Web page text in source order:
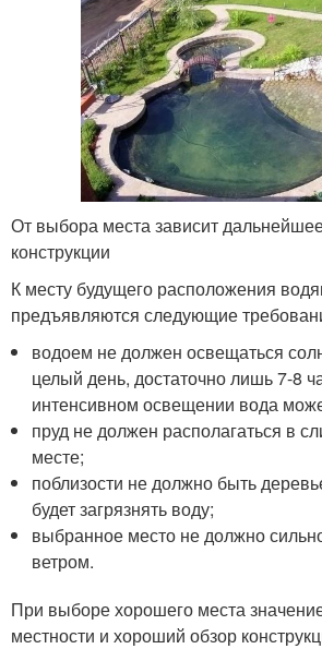
От выбора места зависит
конструкции
К месту будущего расположения
предъявляются следующие
водоем не должен освещаться
целый день, достаточно лишь 7-8
интенсивном освещении вода
пруд не должен располагаться в
месте;
поблизости не должно быть
будет загрязнять воду;
выбранное место не должно
ветром.
При выборе хорошего места
местности и хороший обзор